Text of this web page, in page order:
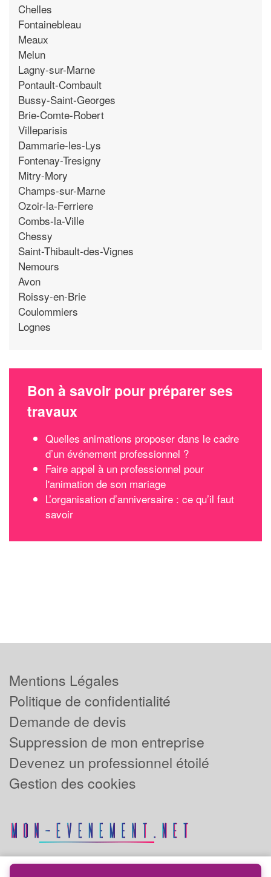
Chelles
Fontainebleau
Meaux
Melun
Lagny-sur-Marne
Pontault-Combault
Bussy-Saint-Georges
Brie-Comte-Robert
Villeparisis
Dammarie-les-Lys
Fontenay-Tresigny
Mitry-Mory
Champs-sur-Marne
Ozoir-la-Ferriere
Combs-la-Ville
Chessy
Saint-Thibault-des-Vignes
Nemours
Avon
Roissy-en-Brie
Coulommiers
Lognes
Bon à savoir pour préparer ses
travaux
Quelles animations proposer dans le cadre
d’un événement professionnel ?
Faire appel à un professionnel pour
l'animation de son mariage
L’organisation d’anniversaire : ce qu’il faut
savoir
Mentions Légales
Politique de confidentialité
Demande de devis
Suppression de mon entreprise
Devenez un professionnel étoilé
Gestion des cookies